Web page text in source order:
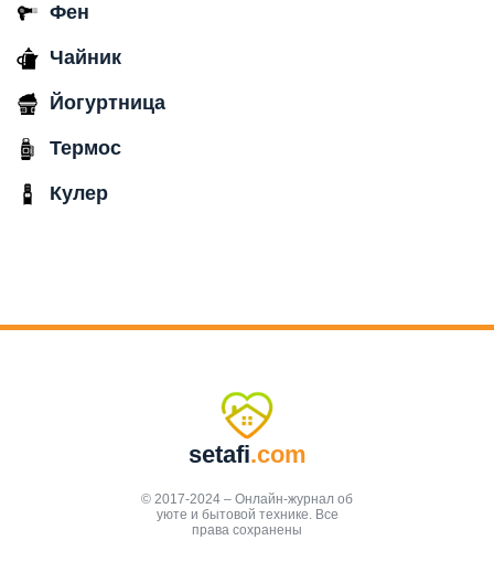
Фен
Чайник
Йогуртница
Термос
Кулер
setafi.com
© 2017-2024 – Онлайн-журнал об
уюте и бытовой технике. Все
права сохранены